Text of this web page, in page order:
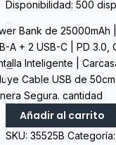
Disponibilidad: 500
-
Bank de 25000mAh
A + 2 USB-C | PD 3.0,
Inteligente |
Cable USB de
Segura. cantidad
Añadir al carrito
SKU: 35525B Categoría: